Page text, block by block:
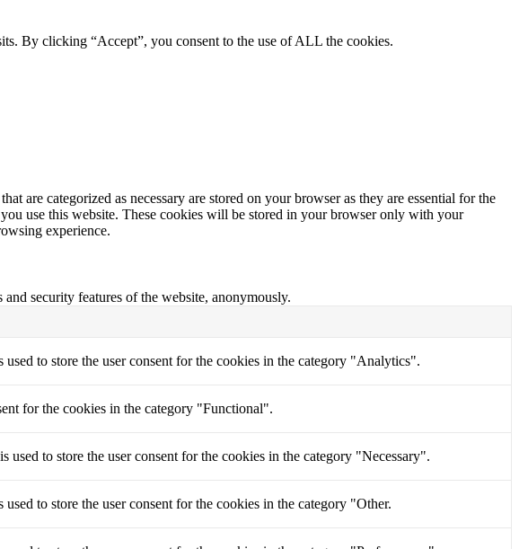
By clicking “Accept”, you consent to the use of ALL the cookies.
are categorized as necessary are stored on your browser as they are essential for the
use this website. These cookies will be stored in your browser only with your
experience.
security features of the website, anonymously.
to store the user consent for the cookies in the category "Analytics".
for the cookies in the category "Functional".
to store the user consent for the cookies in the category "Necessary".
to store the user consent for the cookies in the category "Other.